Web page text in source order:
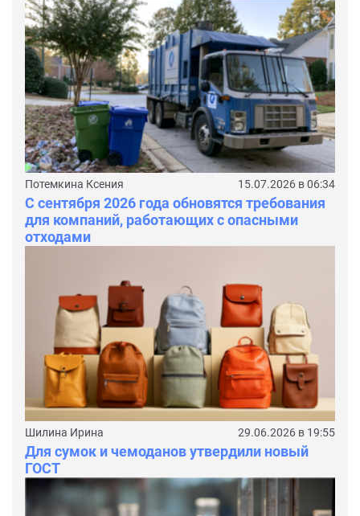
Потемкина Ксения 15.07.2026 в 06:34
С сентября 2026 года обновятся требования
для компаний, работающих с опасными
отходами
Шилина Ирина 29.06.2026 в 19:55
Для сумок и чемоданов утвердили новый
ГОСТ